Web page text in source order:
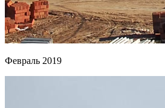
Февраль 2019